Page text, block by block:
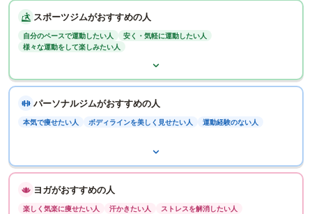
スポーツジムがおすすめの人
自分のペースで運動したい人
安く・気軽に運動したい人
様々な運動をして楽しみたい人
パーソナルジムがおすすめの人
本気で痩せたい人 ボディラインを美しく見せたい人 運動経験のない人
ヨガがおすすめの人
楽しく気楽に痩せたい人 汗かきたい人 ストレスを解消したい人